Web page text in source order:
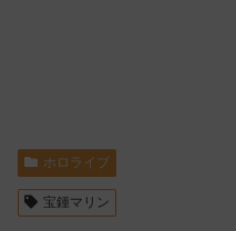
ホロライブ
宝鍾マリン